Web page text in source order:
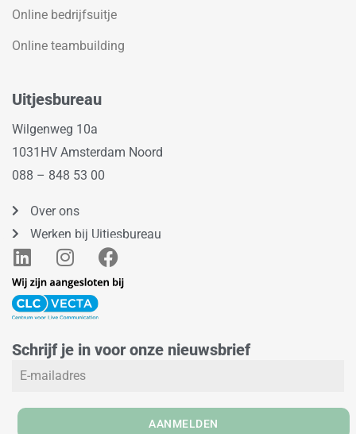
Online bedrijfsuitje
Online teambuilding
Uitjesbureau
Wilgenweg 10a
1031HV Amsterdam Noord
088 – 848 53 00
Over ons
Werken bij Uitjesbureau
L
i
n
k
d
i
I
n
s
t
g
r
m
F
a
c
o
Schrijf je in voor onze nieuwsbrief
AANMELDEN